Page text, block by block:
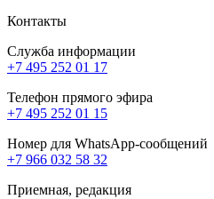
Контакты
Служба информации
+7 495 252 01 17
Телефон прямого эфира
+7 495 252 01 15
Номер для WhatsApp-сообщений
+7 966 032 58 32
Приемная, редакция